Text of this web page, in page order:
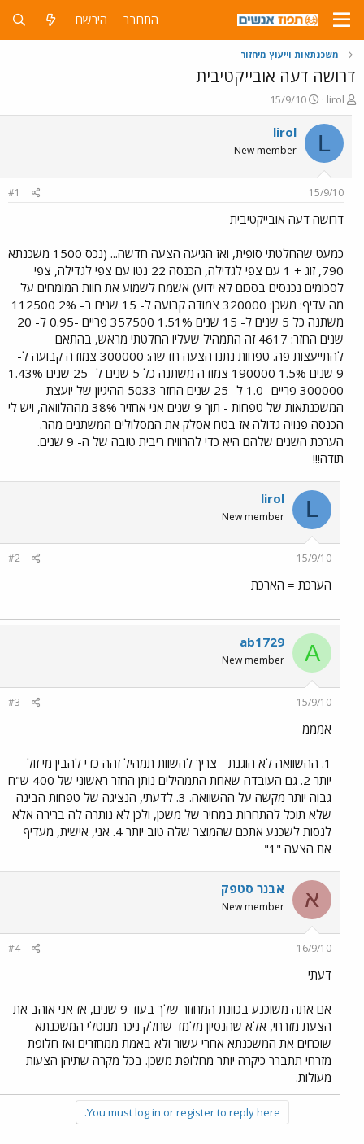
התחבר הירשם
משכנתאות וייעוץ מיחזור
דרושה דעה אובייקטיבית
פ
ו
ת
ח
ה
ו
ש
א
lirol
פ
ו
ס
ם
ר
15/9/10
L
lirol
New member
15/9/10
#1
דרושה דעה אובייקטיבית
כמעט שהחלטתי סופית, ואז הגיעה הצעה חדשה... (נכס 1500 משכנתא
790, זוג + 1 עם צפי לגדילה, הכנסה 22 נטו עם צפי לגדילה, צפי
לסכומים נכנסים בסכום לא ידוע) אשמח לשמוע את חוות המומחים על
מה עדיף: משכן: 320000 צמודה קבועה ל- 15 שנים ב- 2% 112500
משתנה כל 5 שנים ל- 15 שנים 1.51% 357500 פריים -0.95 ל- 20
שנים החזר: 4617 זה התמהיל שעליו החלטתי מראש, בהתאם
להתייעצות פה. טפחות נתנו הצעה חדשה: 300000 צמודה קבועה ל-
9 שנים 1.5% 190000 צמודה משתנה כל 5 שנים ל- 25 שנים 1.43%
300000 פריים -1.0 ל- 25 שנים החזר 5033 ההיגיון של יועצת
המשכנתאות של טפחות - תוך 9 שנים אני אחזיר 38% מההלוואה, ויש לי
הכנסה פנויה גדולה אז בטח אסלק את המסלולים המשתנים מהר.
הערכת השנים שלהם היא כדי להרוויח ריבית טובה של ה- 9 שנים.
תודה!!!
L
lirol
New member
15/9/10
#2
הערכת = הארכת
A
ab1729
New member
15/9/10
#3
אמממ
1. ההשוואה לא הוגנת - צריך להשוות תמהיל זהה כדי להבין מי זול
יותר 2. גם העובדה שאחת התמהילים נותן החזר ראשוני של 400 ש"ח
גבוה יותר מקשה על ההשוואה. 3. לדעתי, הנציגה של טפחות הבינה
שלא תוכל להתחרות במחיר של משכן, ולכן לא נותרה לה ברירה אלא
לנסות לשכנע אתכם שהמוצר שלה טוב יותר 4. אני, אישית, מעדיף
את הצעה "1"
א אבנר סטפק
New member
16/9/10
#4
דעתי
אם אתה משוכנע בכוונת המחזור שלך בעוד 9 שנים, אז אני אוהב את
הצעת מזרחי, אלא שהנסיון מלמד שחלק ניכר מנוטלי המשכנתא
שוכחים את המשכנתא אחרי עשור ולא באמת ממחזרים ואז חלופת
מזרחי תתברר כיקרה יותר מחלופת משכן. בכל מקרה שתיהן הצעות
מעולות.
You must log in or register to reply here.